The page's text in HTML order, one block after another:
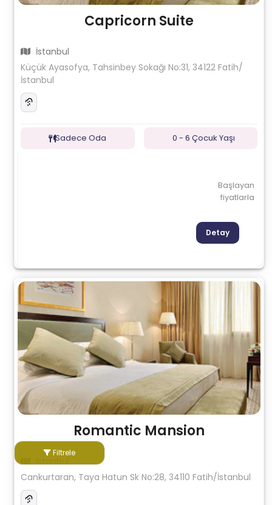
Filtrele
Capricorn Suite
İstanbul
Küçük Ayasofya, Tahsinbey Sokağı No:31, 34122 Fatih/
İstanbul
Sadece Oda 0 - 6 Çocuk Yaşı
Başlayan
fiyatlarla
Detay
Romantic Mansion
İstanbul
Cankurtaran, Taya Hatun Sk No:28, 34110 Fatih/İstanbul